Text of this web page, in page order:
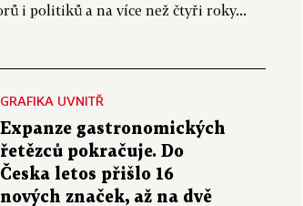
i politiků a na více než čtyři roky...
GRAFIKA UVNITŘ
Expanze gastronomických
řetězců pokračuje. Do
Česka letos přišlo 16
nových značek, až na dvě